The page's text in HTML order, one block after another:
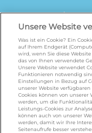
galbani.de/
salakis.de
Lactalis
887
Unsere Website
Was ist ein Cookie? Ein
auf Ihrem Endgerät
wird, wenn Sie diese
das von Ihnen verwendete
Unsere Website verwendet
Funktionieren notwendig
Einstellungen in Bezug auf
unserer Website
Cookies können von unserer
werden, um die
Leistungs-Cookies zur
können auch von unserer
werden, damit wir Ihre
Seitenaufrufe besser